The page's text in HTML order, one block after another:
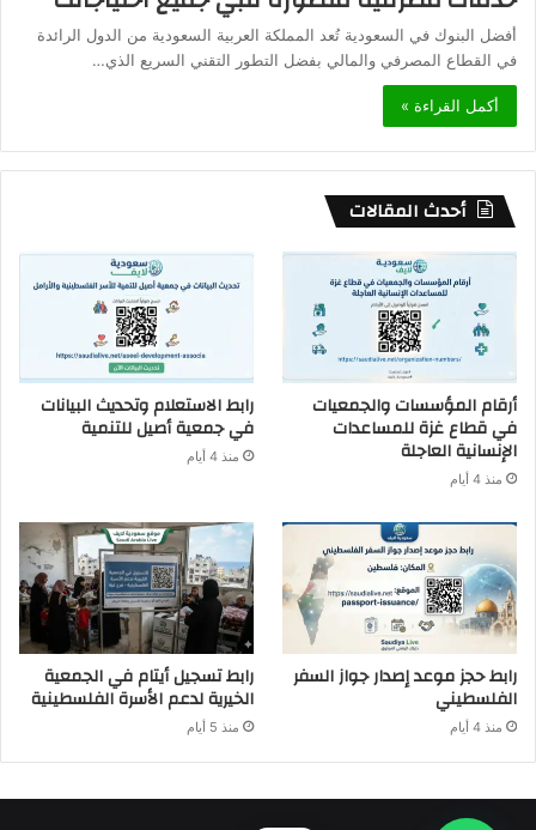
أفضل البنوك في السعودية تُعد المملكة العربية السعودية من الدول الرائدة
في القطاع المصرفي والمالي بفضل التطور التقني السريع الذي…
أكمل القراءة »
أحدث المقالات
أرقام المؤسسات والجمعيات
في قطاع غزة للمساعدات
الإنسانية العاجلة
منذ 4 أيام
رابط الاستعلام وتحديث البيانات
في جمعية أصيل للتنمية
منذ 4 أيام
رابط حجز موعد إصدار جواز السفر
الفلسطيني
منذ 4 أيام
رابط تسجيل أيتام في الجمعية
الخيرية لدعم الأسرة الفلسطينية
منذ 5 أيام